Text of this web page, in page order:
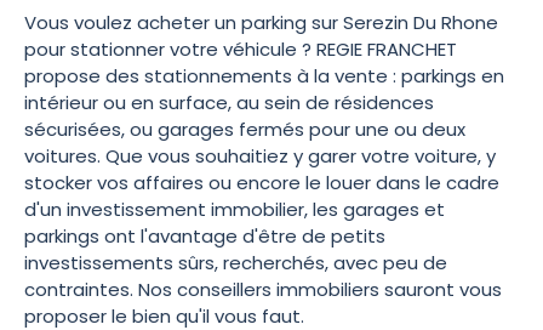
Vous voulez acheter un parking sur Serezin Du Rhone
pour stationner votre véhicule ? REGIE FRANCHET
propose des stationnements à la vente : parkings en
intérieur ou en surface, au sein de résidences
sécurisées, ou garages fermés pour une ou deux
voitures. Que vous souhaitiez y garer votre voiture, y
stocker vos affaires ou encore le louer dans le cadre
d'un investissement immobilier, les garages et
parkings ont l'avantage d'être de petits
investissements sûrs, recherchés, avec peu de
contraintes. Nos conseillers immobiliers sauront vous
proposer le bien qu'il vous faut.